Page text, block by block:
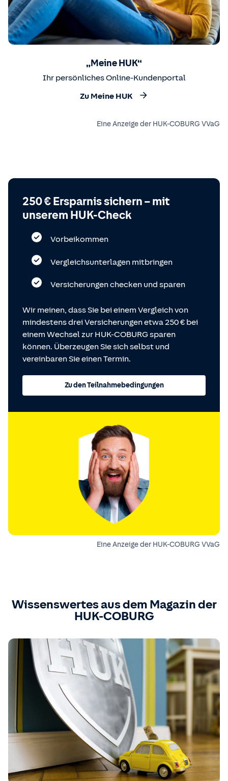
„Meine HUK“
Ihr persönliches Online-Kundenportal
Zu Meine HUK
Eine Anzeige der HUK-COBURG VVaG
250 € Ersparnis sichern – mit
unserem HUK-Check
Vorbeikommen
Vergleichsunterlagen mitbringen
Versicherungen checken und sparen
Wir meinen, dass Sie bei einem Vergleich von
mindestens drei Versicherungen etwa 250 € bei
einem Wechsel zur HUK-COBURG sparen
können. Überzeugen Sie sich selbst und
vereinbaren Sie einen Termin.
Zu den Teilnahmebedingungen
Eine Anzeige der HUK-COBURG VVaG
Wissenswertes aus dem Magazin der
HUK-COBURG